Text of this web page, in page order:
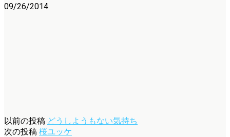
09/26/2014
以前の投稿 どうしようもない気持ち
次の投稿 桜ユッケ